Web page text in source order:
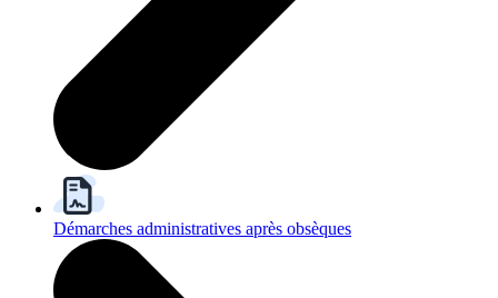
Démarches administratives après obsèques